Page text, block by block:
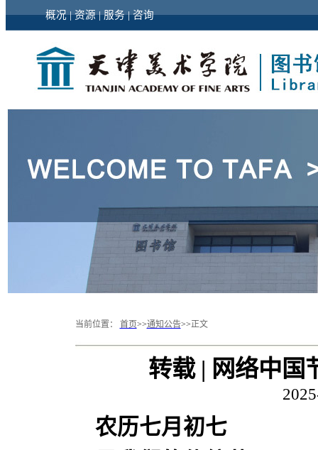
概况|资源|服务|咨询
当前位置： 首页>>通知公告>>正文
转载 | 网络中国
农历七月初七